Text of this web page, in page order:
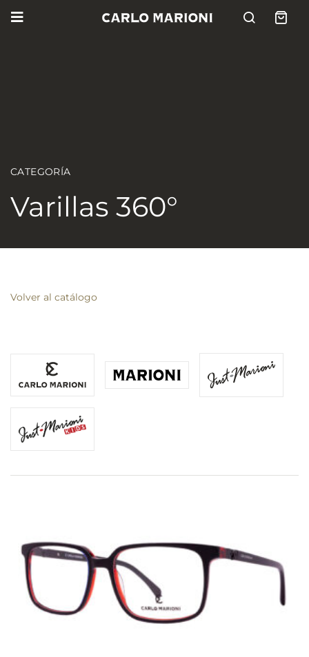
CATEGORÍA
Varillas 360°
Volver al catálogo